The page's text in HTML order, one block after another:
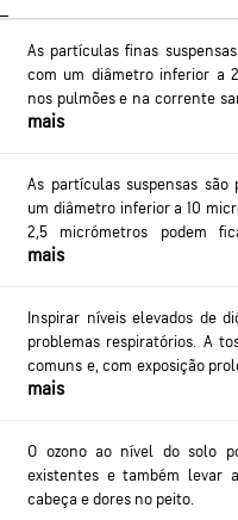
As partículas finas
com um diâmetro inferior a
nos pulmões e na corrente
de saúde graves. O impacto
respiratórias graves.
mais
As partículas suspensas
um diâmetro inferior a 10
2,5 micrómetros podem
originando problemas de
excessiva pode levar a
mais
Inspirar níveis elevados de
problemas respiratórios. A
comuns e, com exposição
mais graves, como infeções
mais
O ozono ao nível do solo
existentes e também levar
cabeça e dores no peito.